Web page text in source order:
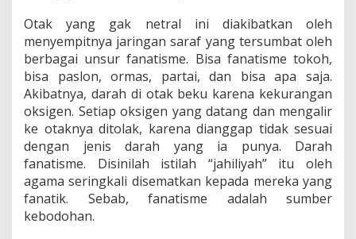
Otak yang gak netral ini diakibatkan oleh
menyempitnya jaringan saraf yang tersumbat oleh
berbagai unsur fanatisme. Bisa fanatisme tokoh,
bisa paslon, ormas, partai, dan bisa apa saja.
Akibatnya, darah di otak beku karena kekurangan
oksigen. Setiap oksigen yang datang dan mengalir
ke otaknya ditolak, karena dianggap tidak sesuai
dengan jenis darah yang ia punya. Darah
fanatisme. Disinilah istilah “jahiliyah” itu oleh
agama seringkali disematkan kepada mereka yang
fanatik. Sebab, fanatisme adalah sumber
kebodohan.